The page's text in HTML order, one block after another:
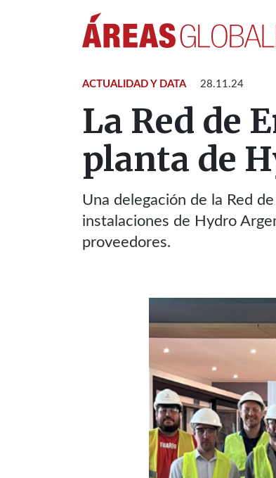
ACTUALIDAD Y DATA 28.11.24
La Red de
planta de
Una delegación de la Red
instalaciones de Hydro
proveedores.